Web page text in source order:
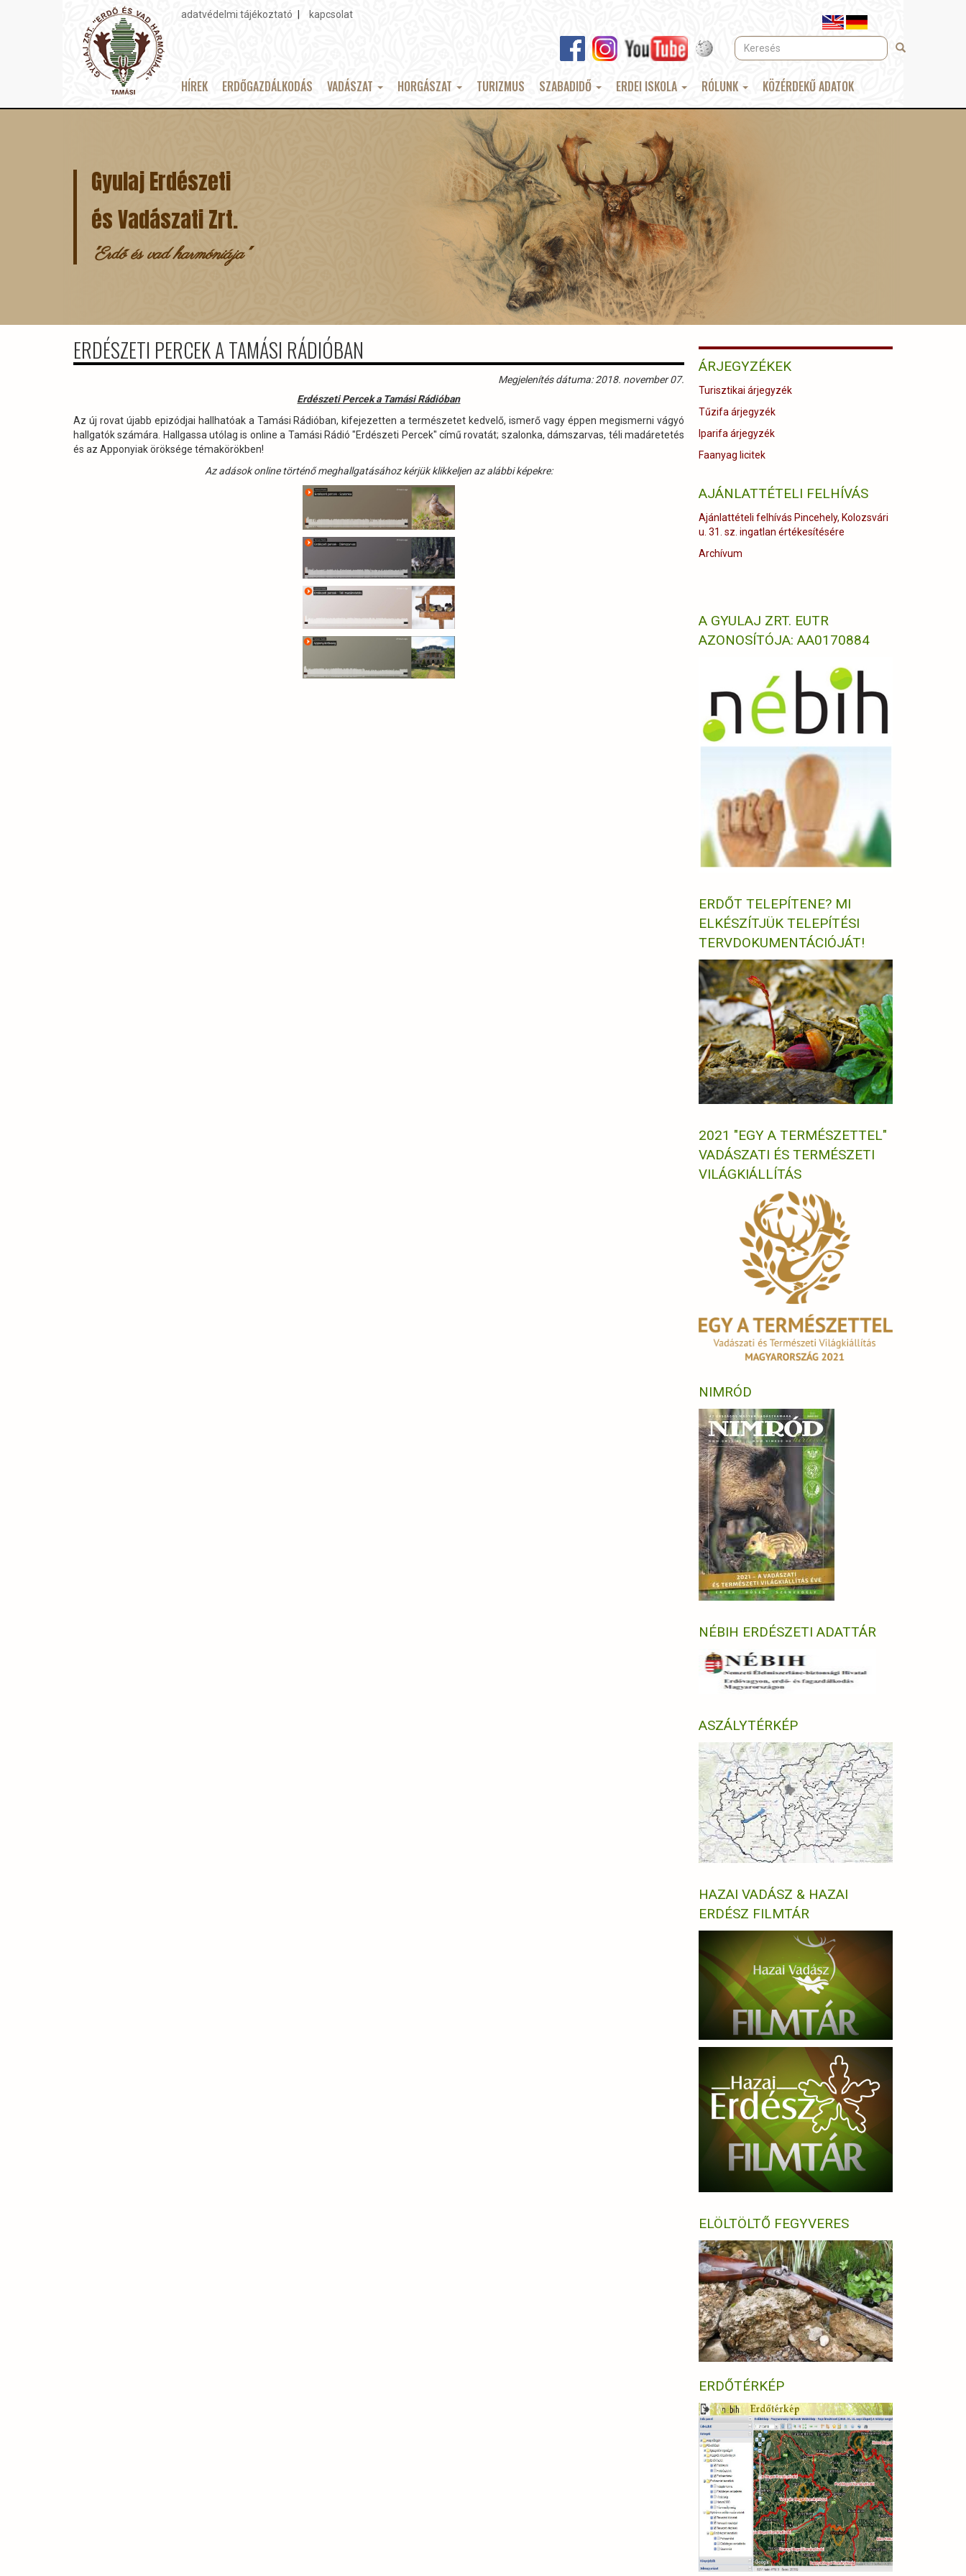
Topmenu
adatvédelmi tájékoztató kapcsolat
Keresés Keresés
Main
HÍREK ERDŐGAZDÁLKODÁS VADÁSZAT HORGÁSZAT TURIZMUS SZABADIDŐ ERDEI ISKOLA RÓLUNK KÖZÉRDEKŰ ADATOK
Gyulaj Erdészeti
és Vadászati Zrt.
"Erdő és vad harmóniája"
ERDÉSZETI PERCEK A TAMÁSI RÁDIÓBAN
Megjelenítés dátuma: 2018. november 07.
Erdészeti Percek a Tamási Rádióban
Az új rovat újabb epizódjai hallhatóak a Tamási Rádióban, kifejezetten a természetet kedvelő, ismerő vagy éppen megismerni vágyó
hallgatók számára. Hallgassa utólag is online a Tamási Rádió "Erdészeti Percek" című rovatát; szalonka, dámszarvas, téli madáretetés
és az Apponyiak öröksége témakörökben!
Az adások online történő meghallgatásához kérjük klikkeljen az alábbi képekre:
ÁRJEGYZÉKEK
Turisztikai árjegyzék
Tűzifa árjegyzék
Iparifa árjegyzék
Faanyag licitek
AJÁNLATTÉTELI FELHÍVÁS
Ajánlattételi felhívás Pincehely, Kolozsvári
u. 31. sz. ingatlan értékesítésére
Archívum
A GYULAJ ZRT. EUTR
AZONOSÍTÓJA: AA0170884
ERDŐT TELEPÍTENE? MI
ELKÉSZÍTJÜK TELEPÍTÉSI
TERVDOKUMENTÁCIÓJÁT!
2021 "EGY A TERMÉSZETTEL"
VADÁSZATI ÉS TERMÉSZETI
VILÁGKIÁLLÍTÁS
NIMRÓD
NÉBIH ERDÉSZETI ADATTÁR
ASZÁLYTÉRKÉP
HAZAI VADÁSZ & HAZAI
ERDÉSZ FILMTÁR
ELÖLTÖLTŐ FEGYVERES
ERDŐTÉRKÉP